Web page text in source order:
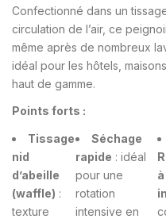
Confectionné dans un
circulation de l’air, ce
même après de nombreux
idéal pour les hôtels,
haut de gamme.
Points forts :
Tissage
nid
d’abeille
(waffle) :
texture
Séchage
rapide : idéal
pour une
rotation
intensive en